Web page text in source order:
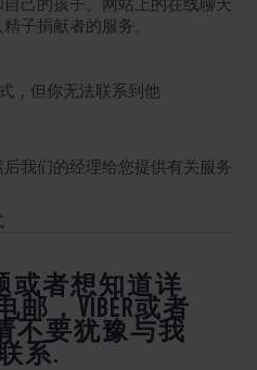
己的孩子。网站上的在线聊天
子捐献者的服务。
，但你无法联系到他
我们的经理给您提供有关服务
或者想知道详
，VIBER或者
请不要犹豫与我
系.